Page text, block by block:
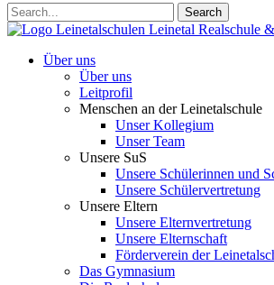
Search
Leinetalschulen Leinetal Realschule
Über uns
Über uns
Leitprofil
Menschen an der Leinetalschule
Unser Kollegium
Unser Team
Unsere SuS
Unsere Schülerinnen und
Unsere Schülervertretung
Unsere Eltern
Unsere Elternvertretung
Unsere Elternschaft
Förderverein der
Das Gymnasium